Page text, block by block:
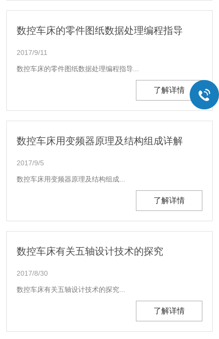
数控车床的零件图纸数据处理编程指导
2017/9/11
数控车床的零件图纸数据处理编程指导...
了解详情
数控车床用变频器原理及结构组成详解
2017/9/5
数控车床用变频器原理及结构组成...
了解详情
数控车床有关五轴设计技术的探究
2017/8/30
数控车床有关五轴设计技术的探究...
了解详情